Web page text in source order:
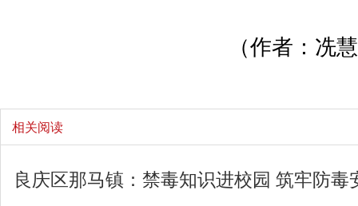
（作者：冼
相关阅读
良庆区那马镇：禁毒知识进校园 筑牢防毒